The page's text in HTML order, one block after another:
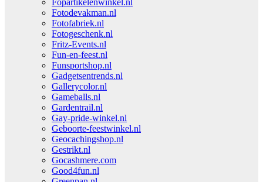
Fopartikelenwinkel.nl
Fotodevakman.nl
Fotofabriek.nl
Fotogeschenk.nl
Fritz-Events.nl
Fun-en-feest.nl
Funsportshop.nl
Gadgetsentrends.nl
Gallerycolor.nl
Gameballs.nl
Gardentrail.nl
Gay-pride-winkel.nl
Geboorte-feestwinkel.nl
Geocachingshop.nl
Gestrikt.nl
Gocashmere.com
Good4fun.nl